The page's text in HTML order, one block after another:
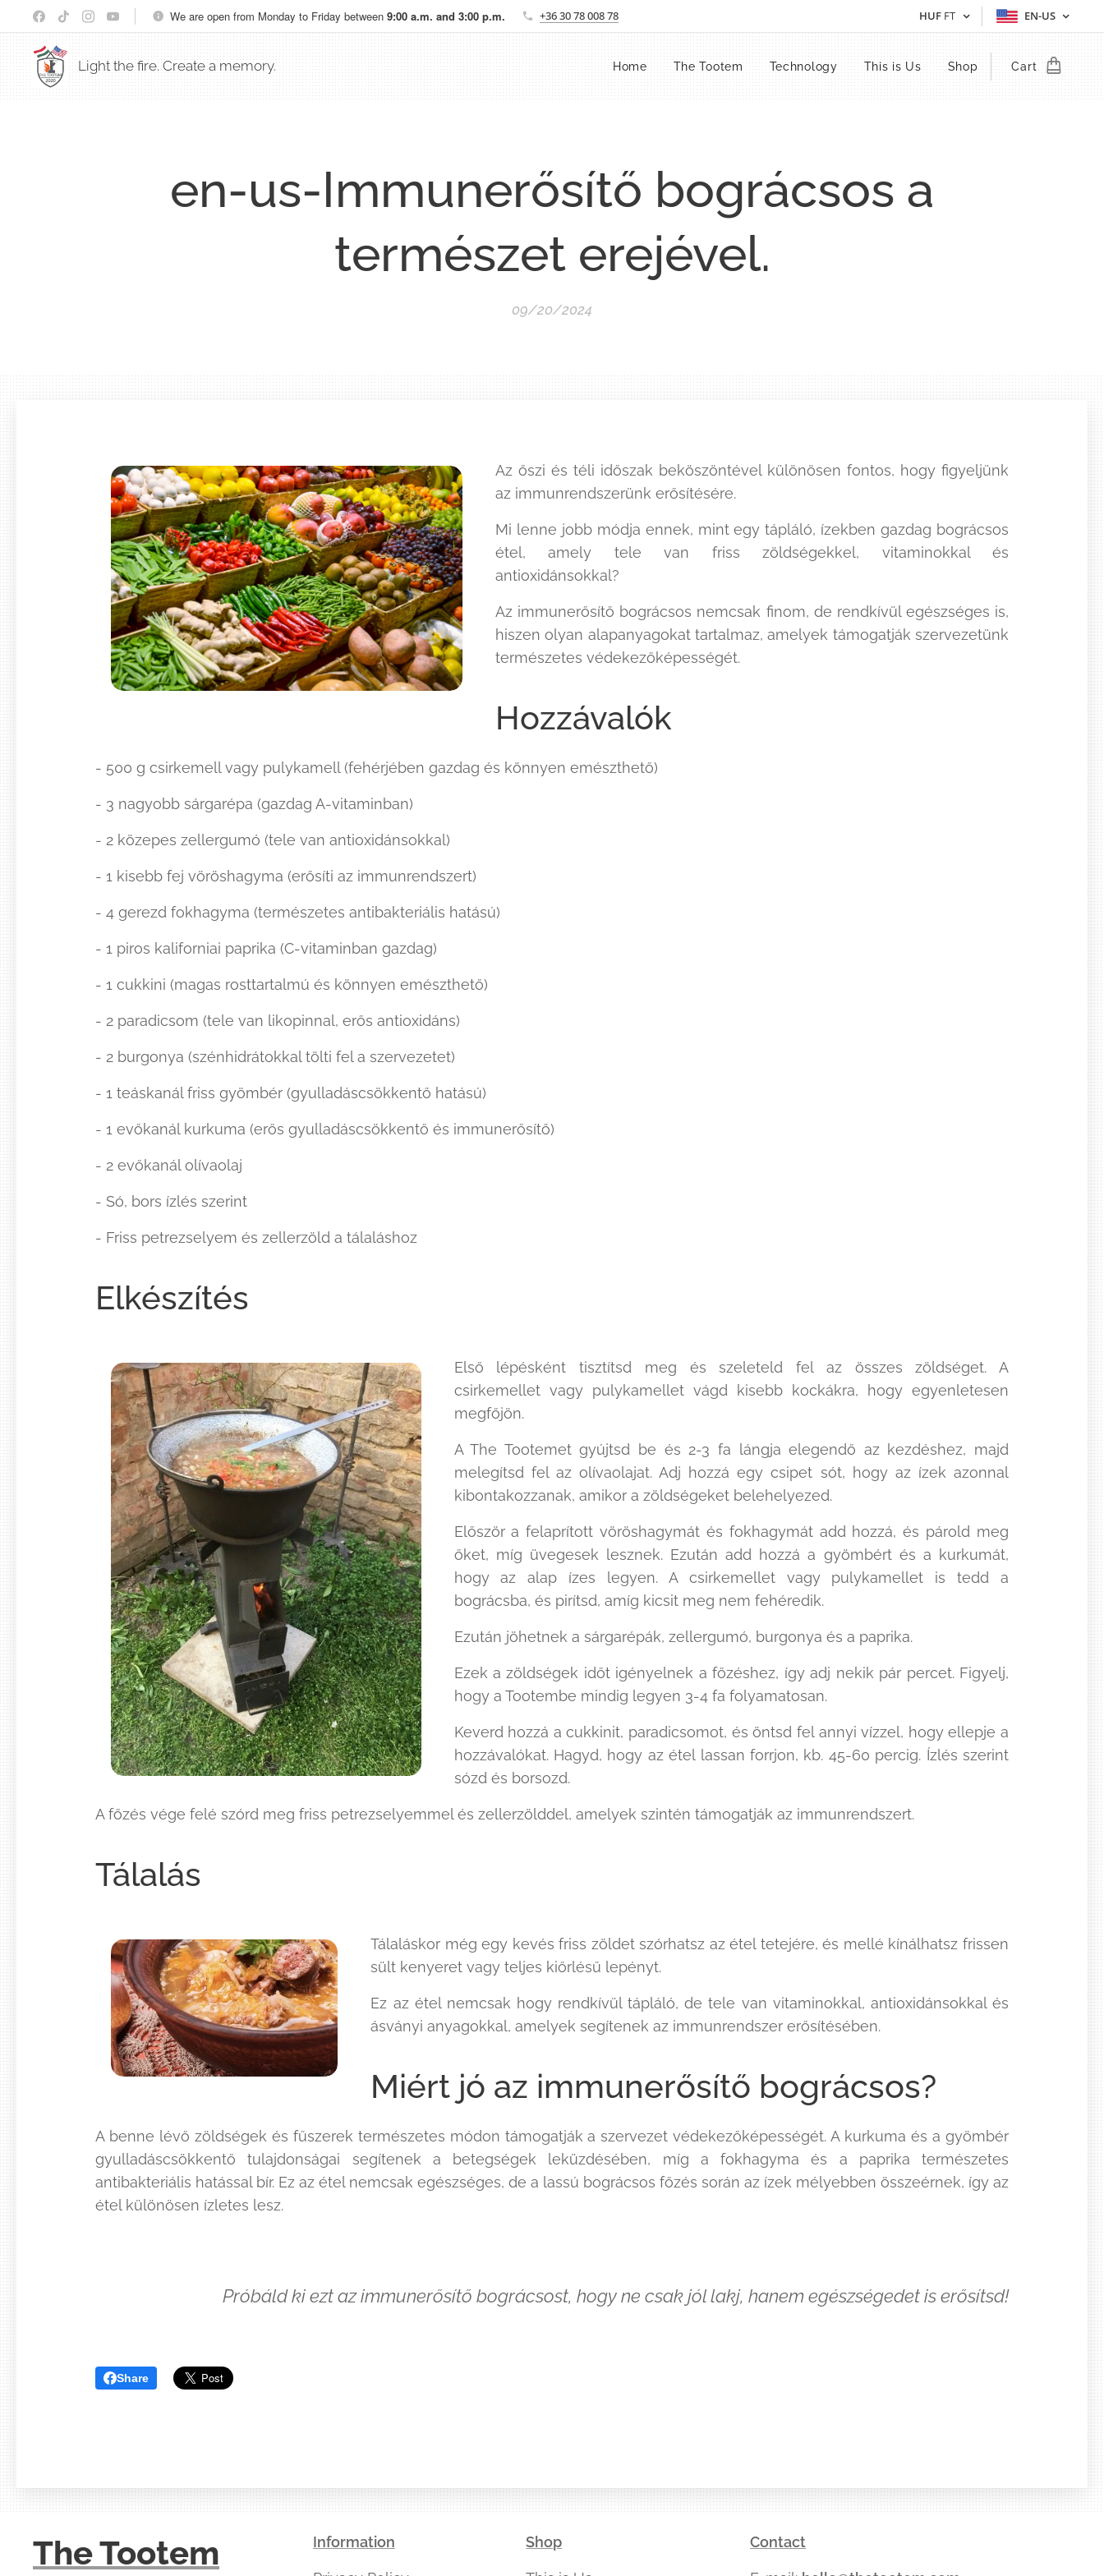
We are open from Monday to Friday between 9:00 a.m. and 3:00 p.m. +36 30 78 008 78 HUF FT EN-US
Light the fire. Create a memory. Home The Tootem Technology This is Us Shop Cart
en-us-Immunerősítő bográcsos a
természet erejével.
09/20/2024
Az őszi és téli időszak beköszöntével különösen fontos, hogy figyeljünk
az immunrendszerünk erősítésére.
Mi lenne jobb módja ennek, mint egy tápláló, ízekben gazdag bográcsos
étel, amely tele van friss zöldségekkel, vitaminokkal és
antioxidánsokkal?
Az immunerősítő bográcsos nemcsak finom, de rendkívül egészséges is,
hiszen olyan alapanyagokat tartalmaz, amelyek támogatják szervezetünk
természetes védekezőképességét.
Hozzávalók
- 500 g csirkemell vagy pulykamell (fehérjében gazdag és könnyen emészthető)
- 3 nagyobb sárgarépa (gazdag A-vitaminban)
- 2 közepes zellergumó (tele van antioxidánsokkal)
- 1 kisebb fej vöröshagyma (erősíti az immunrendszert)
- 4 gerezd fokhagyma (természetes antibakteriális hatású)
- 1 piros kaliforniai paprika (C-vitaminban gazdag)
- 1 cukkini (magas rosttartalmú és könnyen emészthető)
- 2 paradicsom (tele van likopinnal, erős antioxidáns)
- 2 burgonya (szénhidrátokkal tölti fel a szervezetet)
- 1 teáskanál friss gyömbér (gyulladáscsökkentő hatású)
- 1 evőkanál kurkuma (erős gyulladáscsökkentő és immunerősítő)
- 2 evőkanál olívaolaj
- Só, bors ízlés szerint
- Friss petrezselyem és zellerzöld a tálaláshoz
Elkészítés
Első lépésként tisztítsd meg és szeleteld fel az összes zöldséget. A
csirkemellet vagy pulykamellet vágd kisebb kockákra, hogy egyenletesen
megfőjön.
A The Tootemet gyújtsd be és 2-3 fa lángja elegendő az kezdéshez, majd
melegítsd fel az olívaolajat. Adj hozzá egy csipet sót, hogy az ízek azonnal
kibontakozzanak, amikor a zöldségeket belehelyezed.
Először a felaprított vöröshagymát és fokhagymát add hozzá, és párold meg
őket, míg üvegesek lesznek. Ezután add hozzá a gyömbért és a kurkumát,
hogy az alap ízes legyen. A csirkemellet vagy pulykamellet is tedd a
bográcsba, és pirítsd, amíg kicsit meg nem fehéredik.
Ezután jöhetnek a sárgarépák, zellergumó, burgonya és a paprika.
Ezek a zöldségek időt igényelnek a főzéshez, így adj nekik pár percet. Figyelj,
hogy a Tootembe mindig legyen 3-4 fa folyamatosan.
Keverd hozzá a cukkinit, paradicsomot, és öntsd fel annyi vízzel, hogy ellepje a
hozzávalókat. Hagyd, hogy az étel lassan forrjon, kb. 45-60 percig. Ízlés szerint
sózd és borsozd.
A főzés vége felé szórd meg friss petrezselyemmel és zellerzölddel, amelyek szintén támogatják az immunrendszert.
Tálalás
Tálaláskor még egy kevés friss zöldet szórhatsz az étel tetejére, és mellé kínálhatsz frissen
sült kenyeret vagy teljes kiőrlésű lepényt.
Ez az étel nemcsak hogy rendkívül tápláló, de tele van vitaminokkal, antioxidánsokkal és
ásványi anyagokkal, amelyek segítenek az immunrendszer erősítésében.
Miért jó az immunerősítő bográcsos?
A benne lévő zöldségek és fűszerek természetes módon támogatják a szervezet védekezőképességét. A kurkuma és a gyömbér
gyulladáscsökkentő tulajdonságai segítenek a betegségek leküzdésében, míg a fokhagyma és a paprika természetes
antibakteriális hatással bír. Ez az étel nemcsak egészséges, de a lassú bográcsos főzés során az ízek mélyebben összeérnek, így az
étel különösen ízletes lesz.
Próbáld ki ezt az immunerősítő bográcsost, hogy ne csak jól lakj, hanem egészségedet is erősítsd!
Share
The Tootem Information Shop Contact